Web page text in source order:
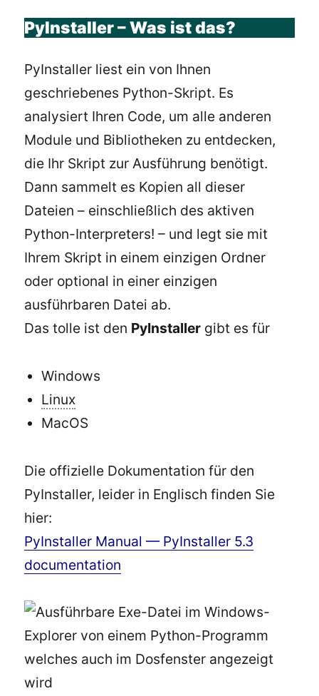
PyInstaller – Was ist das?
PyInstaller liest ein von Ihnen
geschriebenes Python-Skript. Es
analysiert Ihren Code, um alle anderen
Module und Bibliotheken zu entdecken,
die Ihr Skript zur Ausführung benötigt.
Dann sammelt es Kopien all dieser
Dateien – einschließlich des aktiven
Python-Interpreters! – und legt sie mit
Ihrem Skript in einem einzigen Ordner
oder optional in einer einzigen
ausführbaren Datei ab.
Das tolle ist den PyInstaller gibt es für
Windows
Linux
MacOS
Die offizielle Dokumentation für den
PyInstaller, leider in Englisch finden Sie
hier:
PyInstaller Manual — PyInstaller 5.3
documentation